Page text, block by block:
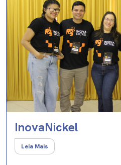
InovaNickel
Leia Mais